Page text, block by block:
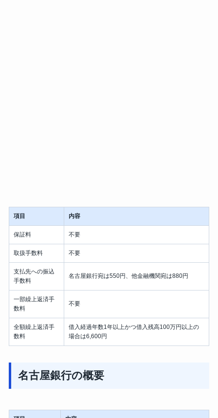
項目 内容
保証料 不要
取扱手数料 不要
支払先への振込
手数料
名古屋銀行宛は550円、他金融機関宛は880円
一部繰上返済手
数料
不要
全額繰上返済手
数料
借入経過年数1年以上かつ借入残高100万円以上の
場合は6,600円
名古屋銀行の概要